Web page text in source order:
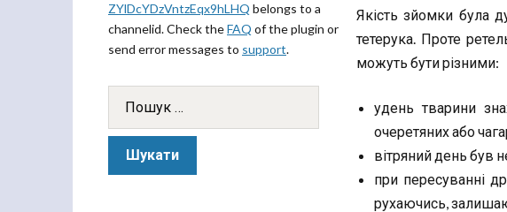
Якість зйомки була
тетерука. Проте
можуть бути різними:
удень тварини
очеретяних або
вітряний день був
при пересуванні
рухаючись,
ZYlDcYDzVntzEqx9hLHQ belongs to a
channelid. Check theFAQ of the plugin or
send error messages to support.